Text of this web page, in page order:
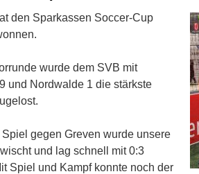
den Sparkassen Soccer-Cup
wurde dem SVB mit
und Nordwalde 1 die stärkste
Spiel gegen Greven wurde unsere
und lag schnell mit 0:3
Spiel und Kampf konnte noch der